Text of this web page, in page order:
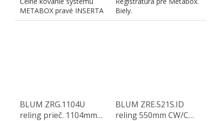
METABOX pravé INSERTA
Biely.
BLUM ZRG.1104U
reling prieč. 1104mm
BLUM ZRE.521S.ID
reling 550mm CW/C